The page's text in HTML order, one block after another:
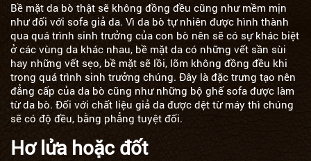
Bề mặt da bò thật sẽ không đồng đều cũng như mềm mịn
như đối với sofa giả da. Vì da bò tự nhiên được hình thành
qua quá trình sinh trưởng của con bò nên sẽ có sự khác biệt
ở các vùng da khác nhau, bề mặt da có những vết sần sùi
hay những vết sẹo, bề mặt sẽ lồi, lõm không đồng đều khi
trong quá trình sinh trưởng chúng. Đây là đặc trưng tạo nên
đẳng cấp của da bò cũng như những bộ ghế sofa được làm
từ da bò. Đối với chất liệu giả da được dệt từ máy thì chúng
sẽ có độ đều, bằng phẳng tuyệt đối.
Hơ lửa hoặc đốt